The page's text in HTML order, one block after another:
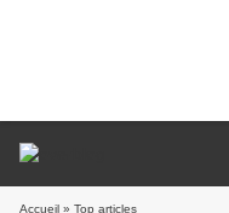
Accueil » Top articles